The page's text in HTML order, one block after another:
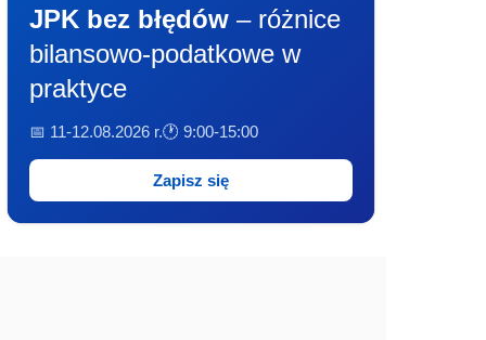
JPK bez błędów – różnice
bilansowo-podatkowe w
praktyce
📅 11-12.08.2026 r.🕐 9:00-15:00
Zapisz się